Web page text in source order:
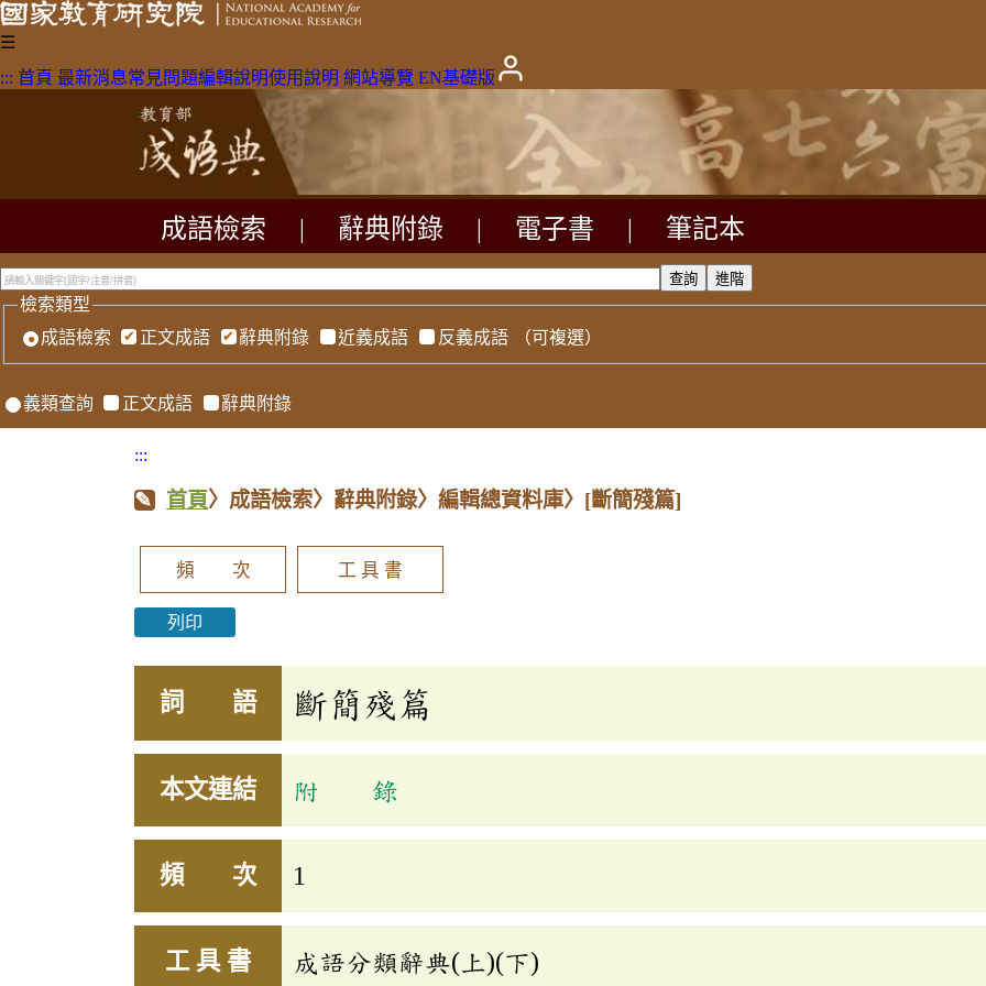
☰
::: 首頁 最新消息常見問題編輯說明使用說明 網站導覽 EN基礎版
成語檢索 辭典附錄 電子書 筆記本
檢索類型
成語檢索
正文成語 辭典附錄 近義成語 反義成語 （可複選）
義類查詢 正文成語 辭典附錄
:::
首頁〉成語檢索〉辭典附錄〉編輯總資料庫〉 [斷簡殘篇]
頻 次 工 具 書
列印
詞 語 斷簡殘篇
本文連結 附 錄
頻 次 1
工 具 書 成語分類辭典(上)(下)